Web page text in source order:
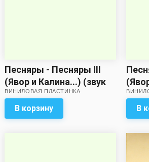
Песняры - Песняры III
(Явор и Калина...) (звук
приближен к
отличному!)
ВИНИЛОВАЯ ПЛАСТИНКА
В корзину В